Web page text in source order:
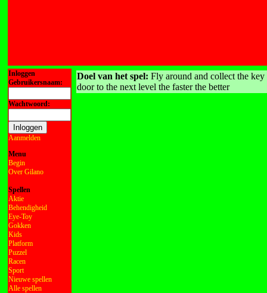
Inloggen
Gebruikersnaam:
Wachtwoord:
Aanmelden
Menu
Begin
Over Gilano
Spellen
Aktie
Behendigheid
Eye-Toy
Gokken
Kids
Platform
Puzzel
Racen
Sport
Nieuwe spellen
Alle spellen
Doel van het spel: Fly around and collect the key
door to the next level the faster the better